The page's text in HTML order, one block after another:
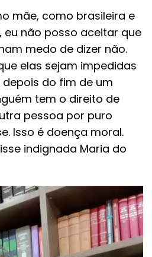
mãe, como brasileira e
eu não posso aceitar que
medo de dizer não.
elas sejam impedidas
do fim de um
tem o direito de
pessoa por puro
Isso é doença moral.
indignada Maria do